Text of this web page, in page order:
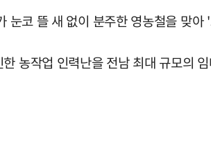
눈코 뜰 새 없이 분주한 영농철을 맞
농작업 인력난을 전남 최대 규모의